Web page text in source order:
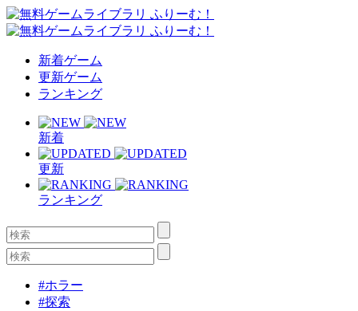
新着ゲーム
更新ゲーム
ランキング
新着
更新
ランキング
#ホラー
#探索